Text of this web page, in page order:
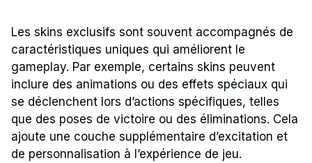
Les skins exclusifs sont souvent accompagnés de
caractéristiques uniques qui améliorent le
gameplay. Par exemple, certains skins peuvent
inclure des animations ou des effets spéciaux qui
se déclenchent lors d’actions spécifiques, telles
que des poses de victoire ou des éliminations. Cela
ajoute une couche supplémentaire d’excitation et
de personnalisation à l’expérience de jeu.